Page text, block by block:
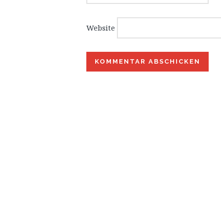
Website